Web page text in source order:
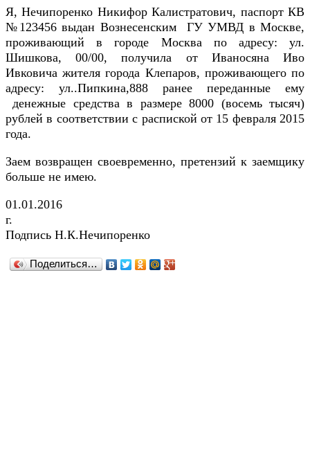
Я, Нечипоренко Никифор Калистратович, паспорт КВ
№123456 выдан Вознесенским ГУ УМВД в Москве,
проживающий в городе Москва по адресу: ул.
Шишкова, 00/00, получила от Иваносяна Иво
Ивковича жителя города Клепаров, проживающего по
адресу: ул..Пипкина,888 ранее переданные ему
денежные средства в размере 8000 (восемь тысяч)
рублей в соответствии с распиской от 15 февраля 2015
года.
Заем возвращен своевременно, претензий к заемщику
больше не имею.
01.01.2016
г.
Подпись Н.К.Нечипоренко
Поделиться…